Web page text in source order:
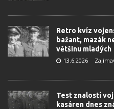
Retro kvíz
bažant, mazák
většinu mladých
13.6.2026
Test znalostí
kasáren dnes